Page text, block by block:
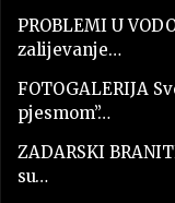
PROBLEMI U
zalijevanje…
FOTOGALERIJA
pjesmom”…
ZADARSKI
su…